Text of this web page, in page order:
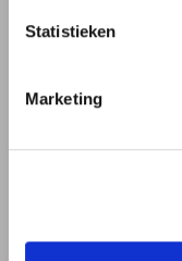
Statistieken
Marketing